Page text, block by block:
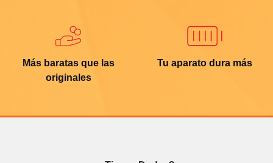
Más baratas que las
originales
Tu aparato dura más